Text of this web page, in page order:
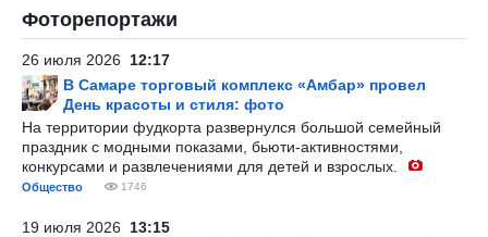
Фоторепортажи
26 июля 2026 12:17
В Самаре торговый комплекс «Амбар» провел
День красоты и стиля: фото
На территории фудкорта развернулся большой семейный
праздник с модными показами, бьюти-активностями,
конкурсами и развлечениями для детей и взрослых.
Общество 1746
19 июля 2026 13:15